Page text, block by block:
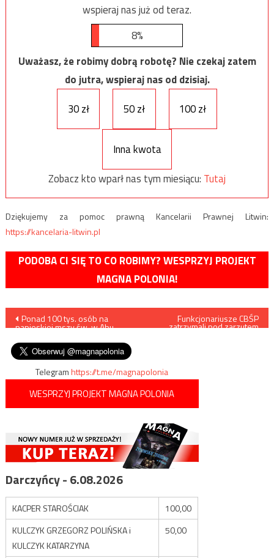
wspieraj nas już od teraz.
8%
Uważasz, że robimy dobrą robotę? Nie czekaj zatem
do jutra, wspieraj nas od dzisiaj.
30 zł
50 zł 100 zł
Inna kwota
Zobacz kto wparł nas tym miesiącu: Tutaj
Dziękujemy za pomoc prawną Kancelarii Prawnej Litwin:
https://kancelaria-litwin.pl
PODOBA CI SIĘ TO CO ROBIMY? WESPRZYJ PROJEKT
MAGNA POLONIA!
Nawigacja
wpisu
Ponad 100 tys. osób na
papieskiej mszy św. w Abu
Funkcjonariusze CBŚP
zatrzymali pod zarzutem
Telegramhttps://t.me/magnapolonia
WESPRZYJ PROJEKT MAGNA POLONIA
Darczyńcy - 6.08.2026
KACPER STAROŚCIAK
100,00
KULCZYK GRZEGORZ POLIŃSKA i
KULCZYK KATARZYNA
50,00